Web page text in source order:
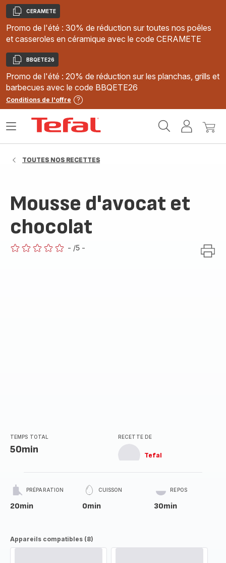
Copier
CERAMETE
Promo de l'été : 30% de réduction sur toutes nos poêles
et casseroles en céramique avec le code CERAMETE
Copier
BBQETE26
Promo de l'été : 20% de réduction sur les planchas, grills et
barbecues avec le code BBQETE26
Conditions de l'offre
MonMon
Ouvrir
TOUTES NOS RECETTES
Mousse d'avocat et
chocolat
- /5 -
TEMPS TOTAL
50min
RECETTE DE
Tefal
PRÉPARATION
20min
CUISSON
0min
REPOS
30min
Appareils compatibles (8)